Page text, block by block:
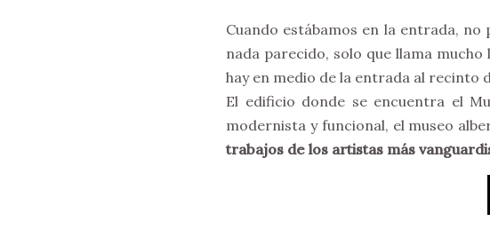
Cuando estábamos en la entrada,
nada parecido, solo que llama
hay en medio de la entrada al recinto
El edificio donde se encuentra el
modernista y funcional, el museo
trabajos de los artistas más